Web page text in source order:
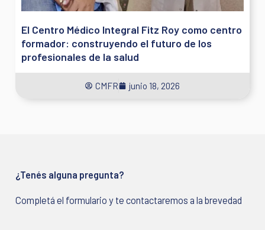
El Centro Médico Integral Fitz Roy como centro
formador: construyendo el futuro de los
profesionales de la salud
CMFR junio 18, 2026
¿Tenés alguna pregunta?
Completá el formulario y te contactaremos a la brevedad